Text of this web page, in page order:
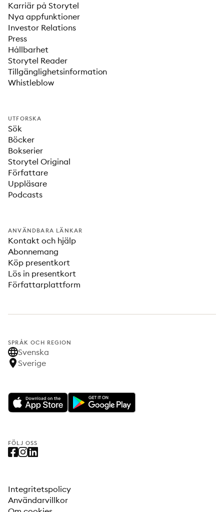
Karriär på Storytel
Nya appfunktioner
Investor Relations
Press
Hållbarhet
Storytel Reader
Tillgänglighetsinformation
Whistleblow
UTFORSKA
Sök
Böcker
Bokserier
Storytel Original
Författare
Uppläsare
Podcasts
ANVÄNDBARA LÄNKAR
Kontakt och hjälp
Abonnemang
Köp presentkort
Lös in presentkort
Författarplattform
SPRÅK OCH REGION
Svenska
Sverige
FÖLJ OSS
Integritetspolicy
Användarvillkor